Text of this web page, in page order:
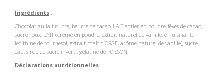
Ingrédients :
Chocolat au lait (sucre, beurre de cacao, LAIT entier en poudre, fèves de cacao,
sucre roux, LAIT écrémé en poudre, extrait naturel de vanille, émulsifiant:
lécithine de tournesol, extrait malt d’ORGE, arôme naturel de vanille), sucre,
eau, sirop de sucre inverti, gélatine de POISSON.
Déclarations nutritionnelles :